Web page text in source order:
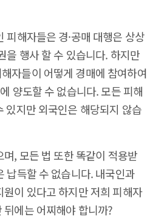
해자들은 경·공매 대행은 상상
을 행사 할 수 있습니다. 하지만
자들이 어떻게 경매에 참여하여
양도할 수 없습니다. 모든 피해
있지만 외국인은 해당되지 않습
, 모든 법 또한 똑같이 적용받
납득할 수 없습니다. 내국인과
이 있다고 하지만 저희 피해자
에는 어찌해야 합니까?